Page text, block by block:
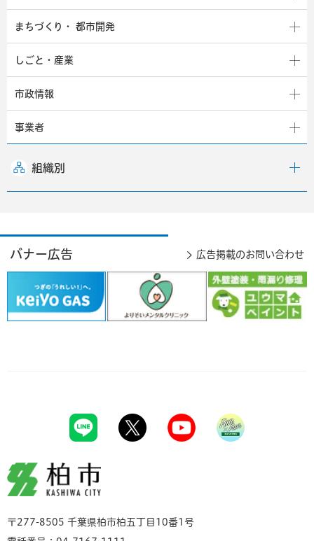
まちづくり・ 都市開発
しごと・産業
市政情報
事業者
組織別
バナー広告 広告掲載のお問い合わせ
柏市
〒277-8505 千葉県柏市柏五丁目10番1号